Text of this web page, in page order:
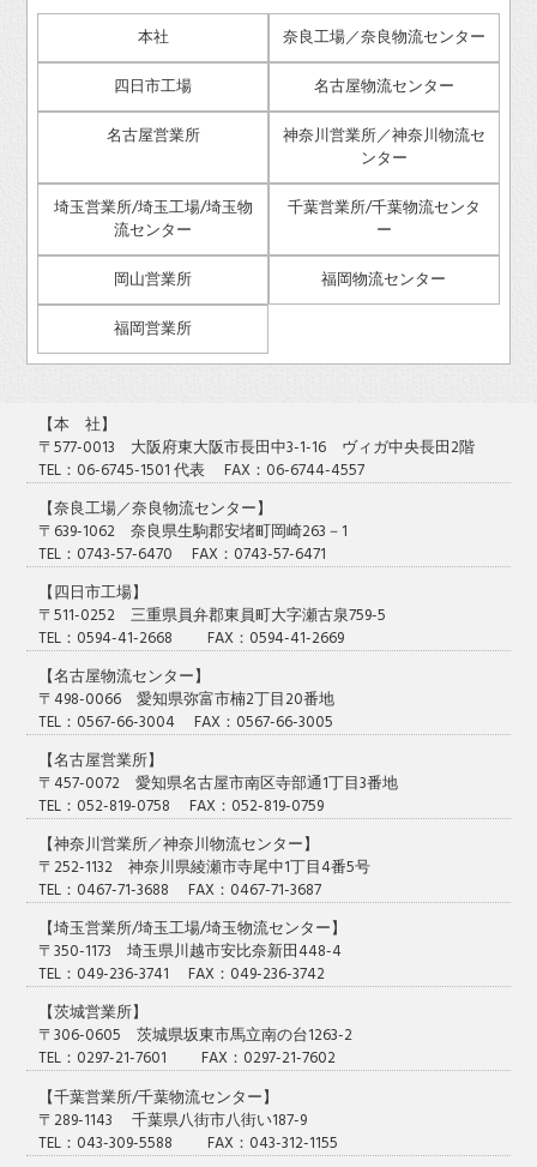
本社
奈良工場／奈良物流センター
四日市工場
名古屋物流センター
名古屋営業所
神奈川営業所／神奈川物流セ
ンター
埼玉営業所/埼玉工場/埼玉物
流センター
千葉営業所/千葉物流センタ
ー
岡山営業所
福岡物流センター
福岡営業所
【本 社】
〒577-0013 大阪府東大阪市長田中3-1-16 ヴィガ中央長田2階
TEL：06-6745-1501 代表 FAX：06-6744-4557
【奈良工場／奈良物流センター】
〒639-1062 奈良県生駒郡安堵町岡崎263－1
TEL：0743-57-6470 FAX：0743-57-6471
【四日市工場】
〒511-0252 三重県員弁郡東員町大字瀬古泉759-5
TEL：0594-41-2668 FAX：0594-41-2669
【名古屋物流センター】
〒498-0066 愛知県弥富市楠2丁目20番地
TEL：0567-66-3004 FAX：0567-66-3005
【名古屋営業所】
〒457-0072 愛知県名古屋市南区寺部通1丁目3番地
TEL：052-819-0758 FAX：052-819-0759
【神奈川営業所／神奈川物流センター】
〒252-1132 神奈川県綾瀬市寺尾中1丁目4番5号
TEL：0467-71-3688 FAX：0467-71-3687
【埼玉営業所/埼玉工場/埼玉物流センター】
〒350-1173 埼玉県川越市安比奈新田448-4
TEL：049-236-3741 FAX：049-236-3742
【茨城営業所】
〒306-0605 茨城県坂東市馬立南の台1263-2
TEL：0297-21-7601 FAX：0297-21-7602
【千葉営業所/千葉物流センター】
〒289-1143 千葉県八街市八街い187-9
TEL：043-309-5588 FAX：043-312-1155